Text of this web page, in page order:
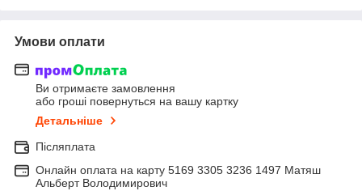
Умови оплати
Ви отримаєте замовлення
або гроші повернуться на вашу картку
Детальніше
Післяплата
Онлайн оплата на карту 5169 3305 3236 1497 Матяш
Альберт Володимирович